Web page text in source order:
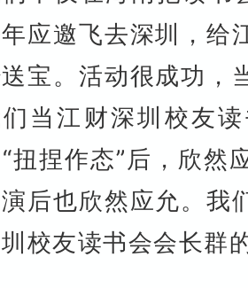
应邀飞去深圳，给
宝。活动很成功，
当江财深圳校友
扭捏作态”后，欣然
后也欣然应允。我
校友读书会会长群